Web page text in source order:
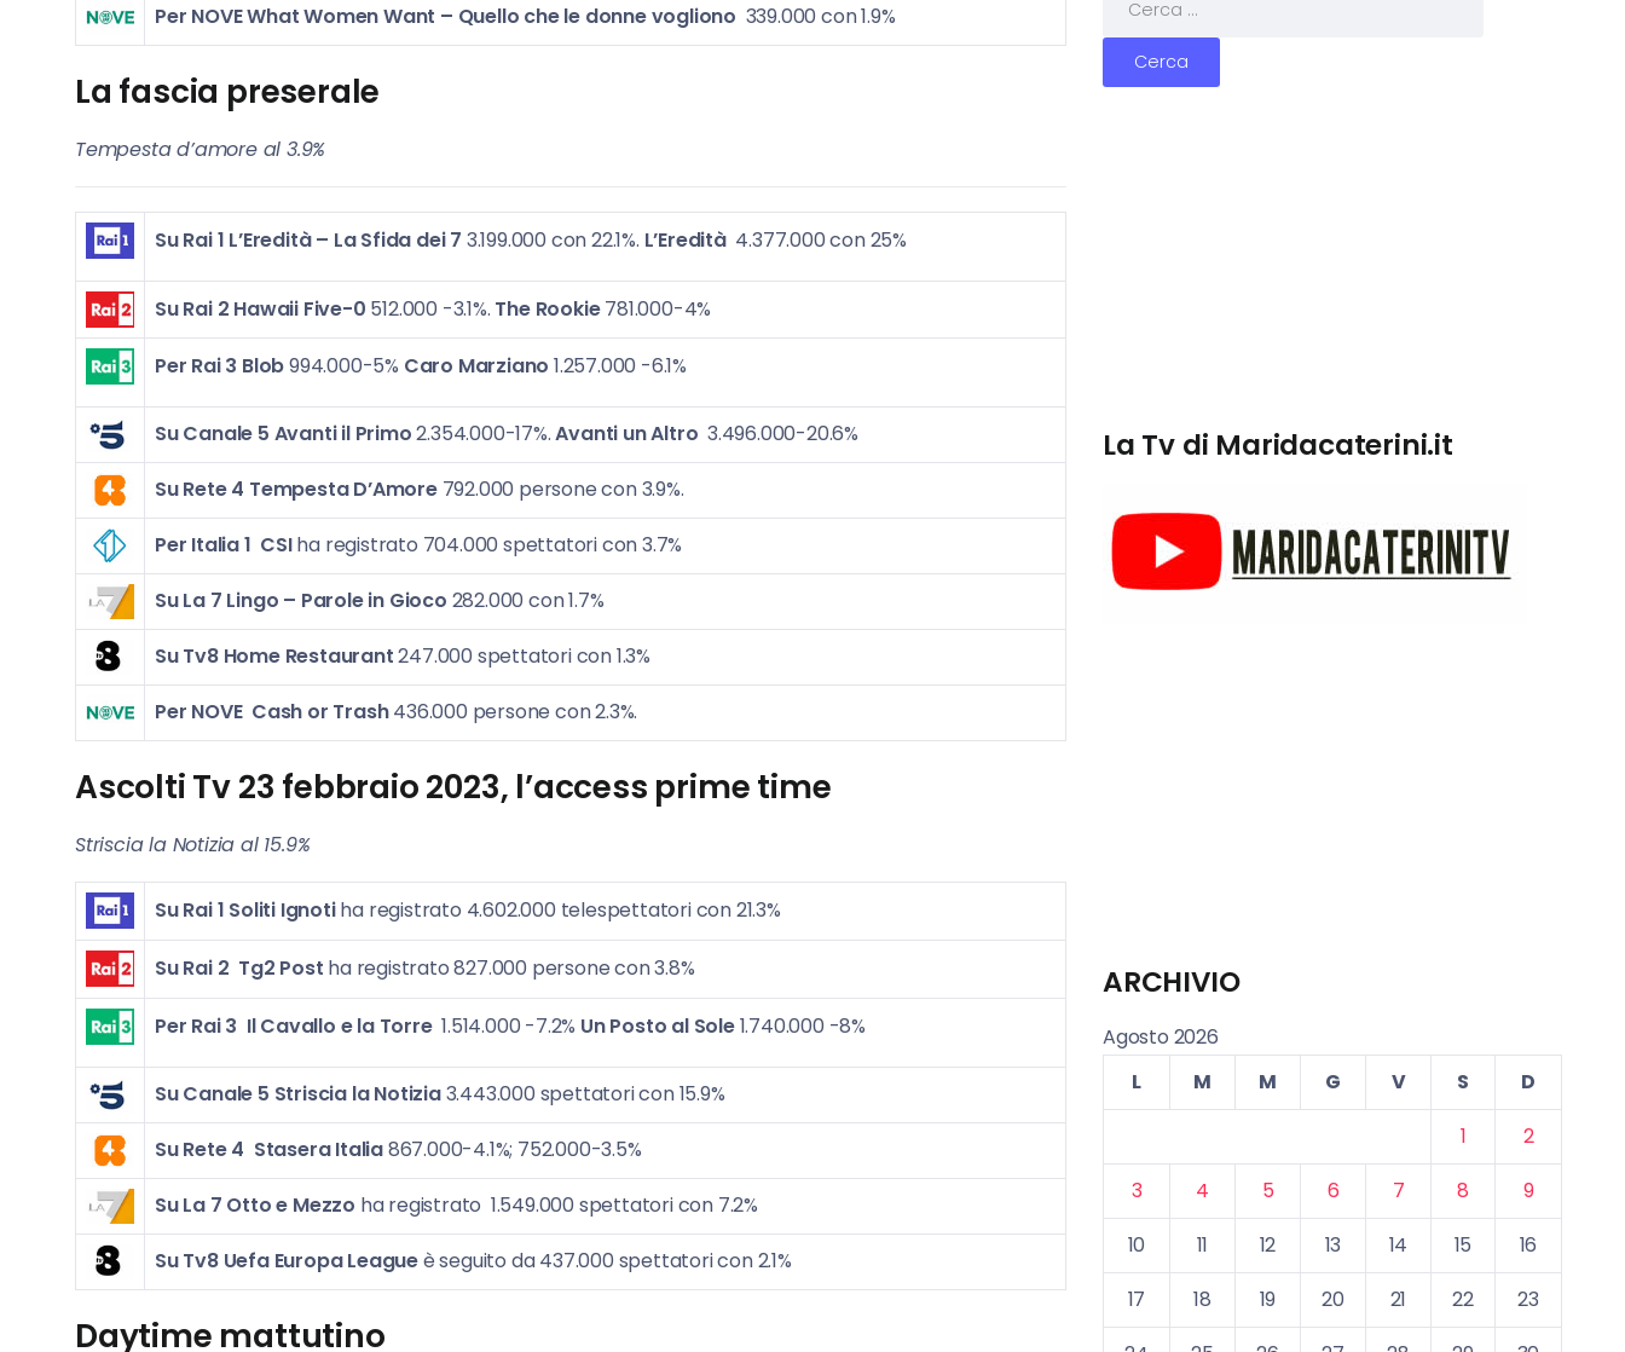
Per NOVEWhat Women Want – Quello che le donne vogliono 339.000 con 1.9%
La fascia preserale
Tempesta d’amore al 3.9%
Su Rai 1 L’Eredità – La Sfida dei 7 3.199.000 con 22.1%. L’Eredità 4.377.000 con 25%
Su Rai 2 Hawaii Five-0 512.000 -3.1%. The Rookie781.000-4%
Per Rai 3 Blob994.000-5% Caro Marziano 1.257.000 -6.1%
Su Canale 5 Avanti il Primo2.354.000-17%.Avanti un Altro 3.496.000-20.6%
Su Rete 4 Tempesta D’Amore792.000 persone con 3.9%.
Per Italia 1 CSIha registrato 704.000 spettatori con 3.7%
Su La 7 Lingo – Parole in Gioco 282.000 con 1.7%
Su Tv8 Home Restaurant247.000 spettatori con 1.3%
Per NOVE Cash or Trash436.000 persone con 2.3%.
Ascolti Tv 23 febbraio 2023, l’access prime time
Striscia la Notizia al 15.9%
Su Rai 1 Soliti Ignotiha registrato 4.602.000 telespettatori con 21.3%
Su Rai 2 Tg2 Post ha registrato 827.000 persone con 3.8%
Per Rai 3 Il Cavallo e la Torre1.514.000 -7.2% Un Posto al Sole1.740.000 -8%
Su Canale 5 Striscia la Notizia3.443.000 spettatori con 15.9%
Su Rete 4 Stasera Italia867.000-4.1%; 752.000-3.5%
Su La 7 Otto e Mezzo ha registrato 1.549.000 spettatori con 7.2%
Su Tv8 Uefa Europa Leagueè seguito da 437.000 spettatori con 2.1%
Daytime mattutino
La Tv di Maridacaterini.it
ARCHIVIO
Agosto 2026
L
M M G V S
D
1
2
3
4 5 6 7 8
9
10
11 12 13 14 15
16
17
18 19 20 21 22
23